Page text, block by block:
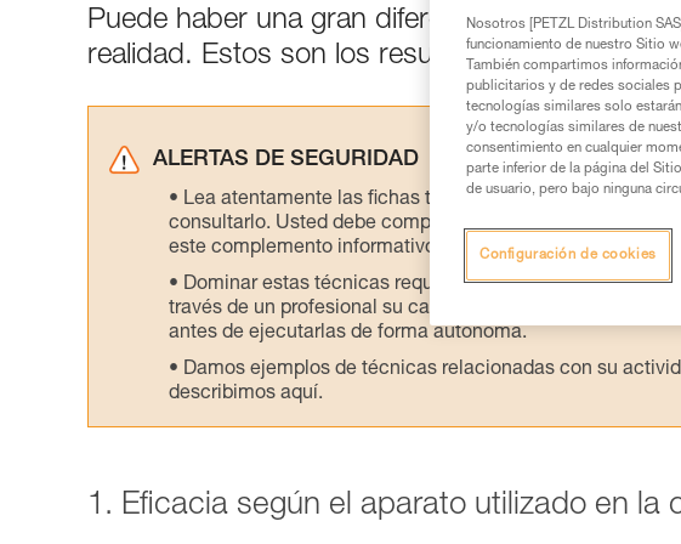
Puede haber una gran diferencia entre la
realidad. Estos son los resultados de los
ALERTAS DE SEGURIDAD
Lea atentamente las fichas técnicas de los productos
consultarlo. Usted debe comprender la información de la
este complemento informativo.
Dominar estas técnicas requiere una formación y un
través de un profesional su capacidad para ejecutar estas
antes de ejecutarlas de forma autónoma.
Damos ejemplos de técnicas relacionadas con su
describimos aquí.
1. Eficacia según el aparato utilizado en la
Nosotros [PETZL Distribution
funcionamiento de nuestro Sitio
También compartimos
publicitarios y de redes sociales
tecnologías similares solo
y/o tecnologías similares de
consentimiento en cualquier
parte inferior de la página del
de usuario, pero bajo ninguna
Configuración de cookies